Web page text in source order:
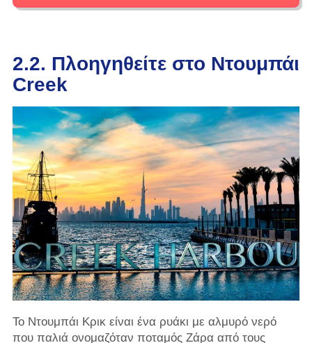
2.2. Πλοηγηθείτε στο Ντουμπάι
Creek
Το Ντουμπάι Κρικ είναι ένα ρυάκι με αλμυρό νερό
που παλιά ονομαζόταν ποταμός Ζάρα από τους